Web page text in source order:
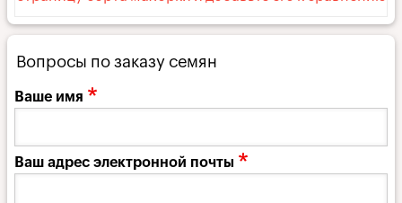
Вопросы по заказу семян
Ваше имя
Ваш адрес электронной почты